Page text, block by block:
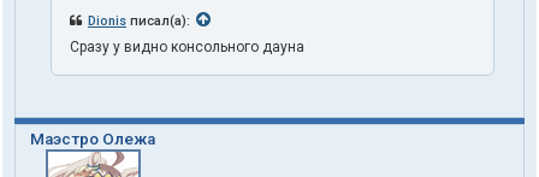
Dionis писал(а):
Сразу у видно консольного дауна
Маэстро Олежа